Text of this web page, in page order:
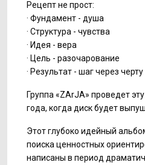
Рецепт не прост:
· Фундамент - душа
· Структура - чувства
· Идея - вера
· Цель - разочарование
· Результат - шаг через
Группа «ZArJA» проведет
года, когда диск будет
Этот глубоко идейный
поиска ценностных
написаны в период